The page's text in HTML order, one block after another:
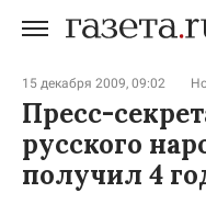
15 декабря 2009, 09:02
Пресс-
русского
получил 4